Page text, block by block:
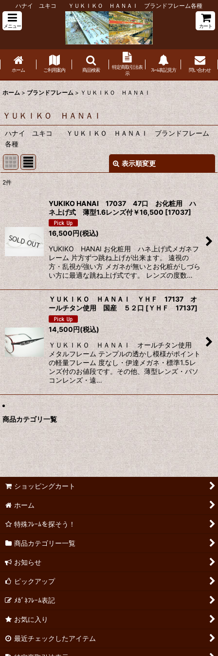
ハナイ ユキコ ＹＵＫＩＫＯ ＨＡＮＡＩ ブランドフレーム各種
メニュー カート
ホーム ご利用案内 商品検索
特定商取引法表
示
ﾌﾚｰﾑ表記見方 問い合わせ
ホーム > ブランドフレーム > ＹＵＫＩＫＯ ＨＡＮＡＩ
ＹＵＫＩＫＯ ＨＡＮＡＩ
ハナイ ユキコ ＹＵＫＩＫＯ ＨＡＮＡＩ ブランドフレーム
各種
表示順変更
表示数:
並び順 :
絞り込む
2件
YUKIKO HANAI 17037 47口 お化粧用 ハ
ネ上げ式 薄型1.6レンズ付￥16,500 [17037]
16,500円(税込)
YUKIKO HANAI お化粧用 ハネ上げ式メガネフ
レーム 片方ずつ跳ね上げが出来ます。 遠視の
方・乱視が強い方 メガネが無いとお化粧がしづら
い方に最適な跳ね上げ式です。 レンズの度数…
ＹＵＫＩＫＯ ＨＡＮＡＩ ＹＨＦ 17137 オ
ールチタン使用 国産 ５２口 [ＹＨＦ 17137]
14,500円(税込)
ＹＵＫＩＫＯ ＨＡＮＡＩ オールチタン使用
メタルフレーム テンプルの透かし模様がポイント
の軽量フレーム 度なし・伊達メガネ・標準1.5レ
ンズ付のお値段です。その他、薄型レンズ・パソ
コンレンズ・遠…
商品カテゴリ一覧
ショッピングカート
ホーム
特殊ﾌﾚｰﾑを探そう！
商品カテゴリー一覧
お知らせ
ピックアップ
ﾒｶﾞﾈﾌﾚｰﾑ表記
お気に入り
最近チェックしたアイテム